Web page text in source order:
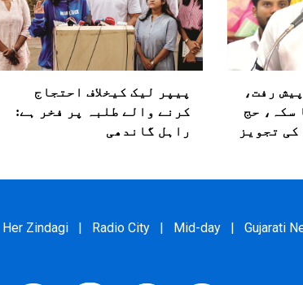
رفت،
سکہ، حج
تجویز
پیپر لیک کیخلاف احتجاج
کرنے والے طلبہ پر فخر ہے:
راہل گاندھی
Her Zindagi | Radio City | Mid-day | Gujarati